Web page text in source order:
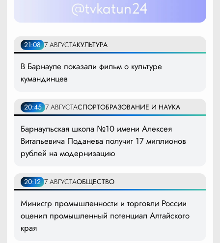
21:08 7 АВГУСТАКУЛЬТУРА
В Барнауле показали фильм о культуре
кумандинцев
20:45 7 АВГУСТАСПОРТОБРАЗОВАНИЕ И НАУКА
Барнаульская школа №10 имени Алексея
Витальевича Поданева получит 17 миллионов
рублей на модернизацию
20:12 7 АВГУСТАОБЩЕСТВО
Министр промышленности и торговли России
оценил промышленный потенциал Алтайского
края